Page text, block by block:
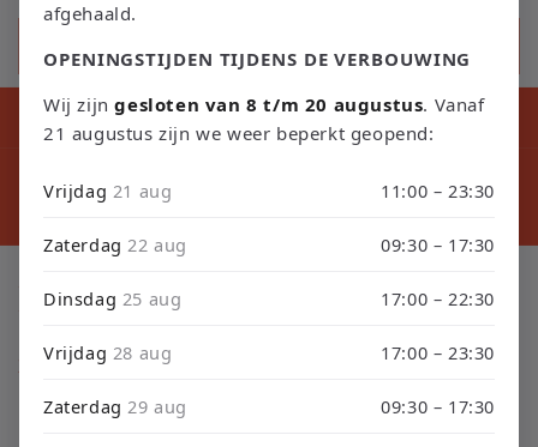
Kortingscode tijdens ons verbouwing10% Korting op Games en
Consoles : Verbouwing2026
⚠️ PLEASE NOTE: Orders placed from August 4 through
September 3 will be shipped on September 4 due to our
l
Xbox Series X Controller
Xbox Series X Controller
afgehaald.
OPENINGSTIJDEN TIJDENS DE VERBOUWING
Wij zijngesloten van 8 t/m 20 augustus. Vanaf
21 augustus zijn we weer beperkt geopend:
Vrijdag 21 aug 11:00 – 23:30
Zaterdag22 aug 09:30 – 17:30
Dinsdag 25 aug 17:00 – 22:30
Vrijdag 28 aug 17:00 – 23:30
Zaterdag29 aug 09:30 – 17:30